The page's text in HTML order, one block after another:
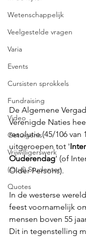
Wetenschappelijk
Veelgestelde vragen
Varia
Events
Cursisten sprokkels
Fundraising
Video
Getuigenis
Vrijwilligerswerk
(Oud) Studenten
Quotes
De Algemene
Verenigde Naties
resolutie (45/106 van
uitgeroepen tot '
Ouderendag' (of
Older Persons).
In de westerse
feest voornamelijk
mensen boven 55
Dit in tegenstelling